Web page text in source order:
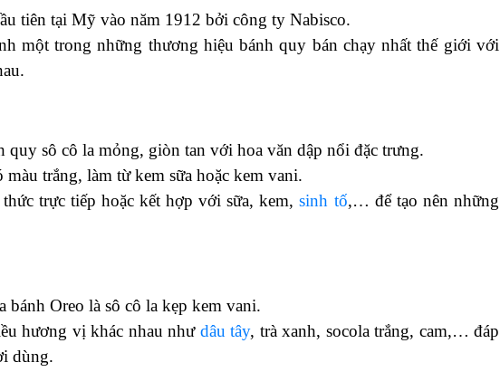
tiên tại Mỹ vào năm 1912 bởi công ty Nabisco.
một trong những thương hiệu bánh quy bán chạy nhất thế giới với
quy sô cô la mỏng, giòn tan với hoa văn dập nổi đặc trưng.
trắng, làm từ kem sữa hoặc kem vani.
trực tiếp hoặc kết hợp với sữa, kem,sinh tố,… để tạo nên những
Oreo là sô cô la kẹp kem vani.
hương vị khác nhau như dâu tây, trà xanh, socola trắng, cam,… đáp
dùng.